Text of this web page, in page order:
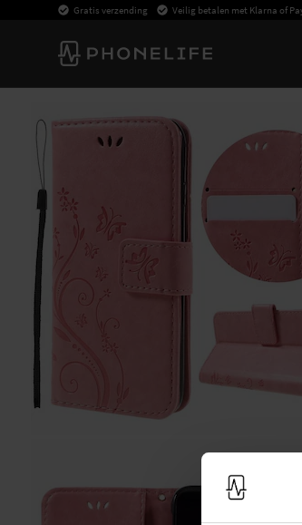
Gratis verzending Veilig betalen met Klarna of